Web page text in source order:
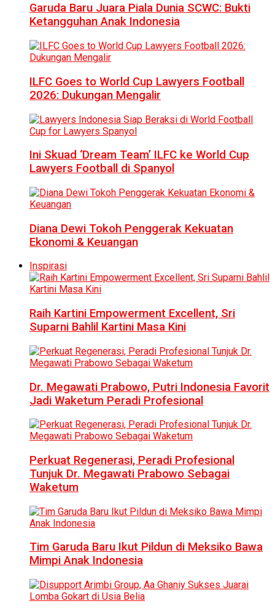
Garuda Baru Juara Piala Dunia SCWC: Bukti
Ketangguhan Anak Indonesia
ILFC Goes to World Cup Lawyers Football
2026: Dukungan Mengalir
Ini Skuad ‘Dream Team’ ILFC ke World Cup
Lawyers Football di Spanyol
Diana Dewi Tokoh Penggerak Kekuatan
Ekonomi & Keuangan
Inspirasi
Raih Kartini Empowerment Excellent, Sri
Suparni Bahlil Kartini Masa Kini
Dr. Megawati Prabowo, Putri Indonesia Favorit
Jadi Waketum Peradi Profesional
Perkuat Regenerasi, Peradi Profesional
Tunjuk Dr. Megawati Prabowo Sebagai
Waketum
Tim Garuda Baru Ikut Pildun di Meksiko Bawa
Mimpi Anak Indonesia